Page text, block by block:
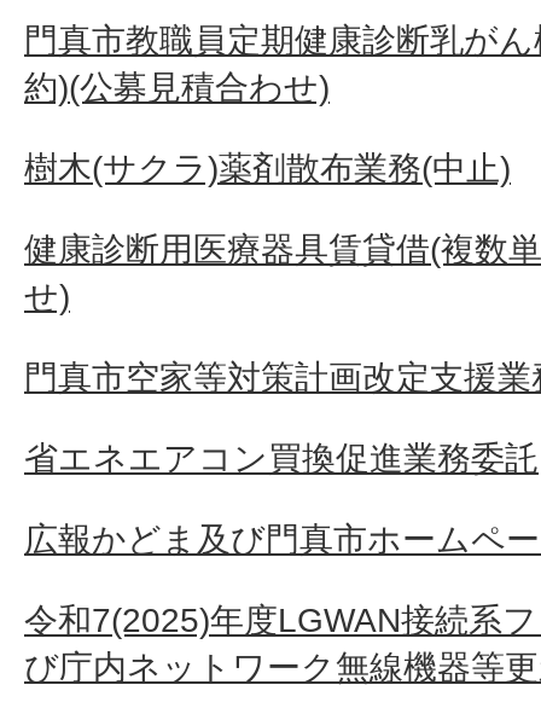
門真市教職員定期健康診断乳が
約)(公募見積合わせ)
樹木(サクラ)薬剤散布業務(中止)
健康診断用医療器具賃貸借(複数
せ)
門真市空家等対策計画改定支援業
省エネエアコン買換促進業務委託
広報かどま及び門真市ホームペ
令和7(2025)年度LGWAN接続系
び庁内ネットワーク無線機器等